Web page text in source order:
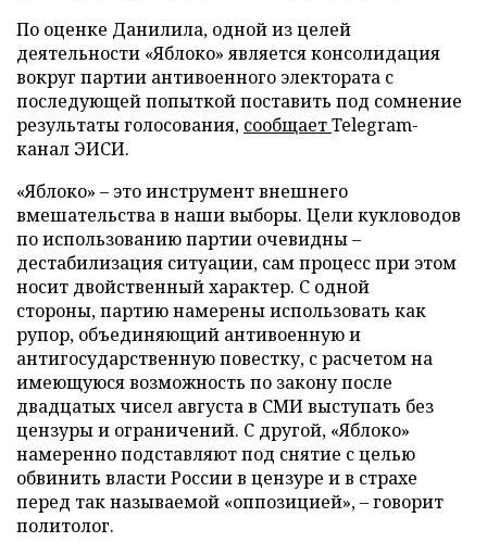
По оценке Данилила, одной из целей
деятельности «Яблоко» является консолидация
вокруг партии антивоенного электората с
последующей попыткой поставить под сомнение
результаты голосования, сообщаетTelegram-
канал ЭИСИ.
«Яблоко» – это инструмент внешнего
вмешательства в наши выборы. Цели кукловодов
по использованию партии очевидны –
дестабилизация ситуации, сам процесс при этом
носит двойственный характер. С одной
стороны, партию намерены использовать как
рупор, объединяющий антивоенную и
антигосударственную повестку, с расчетом на
имеющуюся возможность по закону после
двадцатых чисел августа в СМИ выступать без
цензуры и ограничений. С другой, «Яблоко»
намеренно подставляют под снятие с целью
обвинить власти России в цензуре и в страхе
перед так называемой «оппозицией», – говорит
политолог.